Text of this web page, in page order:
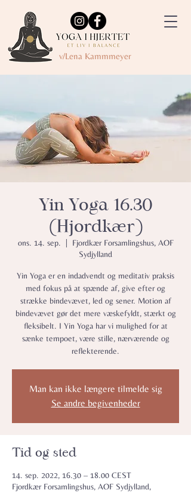
v/Lena Kammmeyer
Yin Yoga 16.30
(Hjordkær)
ons. 14. sep.
Fjordkær Forsamlingshus, AOF
Sydjylland
Yin Yoga er en indadvendt og meditativ praksis
med fokus på at spænde af, give efter og
strække bindevævet, led og sener. Motion af
bindevævet gør det mere væskefyldt, stærkt og
fleksibelt. I Yin Yoga har vi mulighed for at
sænke tempoet, være stille, nærværende og
reflekterende.
Man kan ikke længere tilmelde sig
Se andre begivenheder
Tid og sted
14. sep. 2022, 16.30 – 18.00 CEST
Fjordkær Forsamlingshus, AOF Sydjylland,